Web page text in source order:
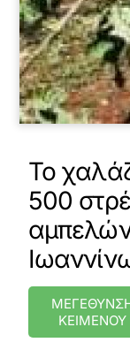
Το
500
ΚΕΙΜΕΝΟΥ